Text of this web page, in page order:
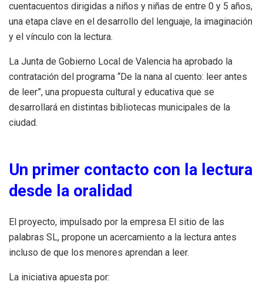
cuentacuentos dirigidas a niños y niñas de entre 0 y 5 años,
una etapa clave en el desarrollo del lenguaje, la imaginación
y el vínculo con la lectura.
La Junta de Gobierno Local de Valencia ha aprobado la
contratación del programa “De la nana al cuento: leer antes
de leer”, una propuesta cultural y educativa que se
desarrollará en distintas bibliotecas municipales de la
ciudad.
Un primer contacto con la lectura
desde la oralidad
El proyecto, impulsado por la empresa El sitio de las
palabras SL, propone un acercamiento a la lectura antes
incluso de que los menores aprendan a leer.
La iniciativa apuesta por: